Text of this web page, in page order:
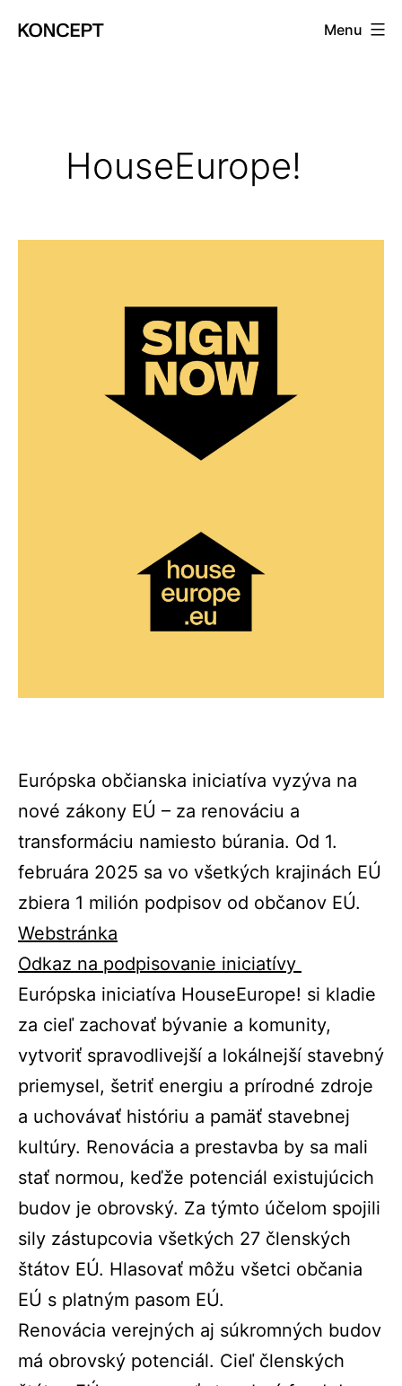
Menu
HouseEurope!
Európska občianska iniciatíva vyzýva na
nové zákony EÚ – za renováciu a
transformáciu namiesto búrania. Od 1.
februára 2025 sa vo všetkých krajinách EÚ
zbiera 1 milión podpisov od občanov EÚ.
Webstránka
Odkaz na podpisovanie iniciatívy
Európska iniciatíva HouseEurope! si kladie
za cieľ zachovať bývanie a komunity,
vytvoriť spravodlivejší a lokálnejší stavebný
priemysel, šetriť energiu a prírodné zdroje
a uchovávať históriu a pamäť stavebnej
kultúry. Renovácia a prestavba by sa mali
stať normou, keďže potenciál existujúcich
budov je obrovský. Za týmto účelom spojili
sily zástupcovia všetkých 27 členských
štátov EÚ. Hlasovať môžu všetci občania
EÚ s platným pasom EÚ.
Renovácia verejných aj súkromných budov
má obrovský potenciál. Cieľ členských